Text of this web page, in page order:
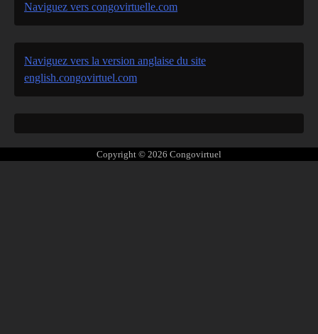
Naviguez vers congovirtuelle.com
Naviguez vers la version anglaise du site
english.congovirtuel.com
Copyright © 2026 Congovirtuel